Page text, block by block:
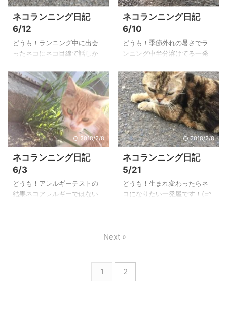
場所もご紹介してみますよ。
それでは早速見ていきましょ
う！ 神代植物公園に行ってき
た！ 正確には入り口に行って
みただけです。 なぜなら一発
代植物公園は閉園していたの
です。 むなしいと思いながら
も門だけパシャリ。 ...
の午前中の集中力は三時間ほ
どしか持ちません。 それを超
えると脚がうずうずむずむず
して走り出さずにはいられな
くなるのです。 そういう時は
も。とりあえず二時間ほど思
いっきり走って帰ってくる
と、すっきりしてあとは八時
間ほど集中 ...
ネコランニング日記
6/12
どうも！ランニング中に出会
ったネコにネコ目線で話しか
す！ さてさて本日もやってま
いりましたネコランニング日
記のお時間です！ 早速本日の
走行距離から！ 本日走ったの
は 30キロ！ 比較的気温が低め
だったのでかなり飛ばして大
量の汗をかき、その姿はさな
がら肉体のナイアガラの滝と
言っても過言ではありません
でした！ 途中紫陽花が綺麗だ
ったのでパシャリ そしてラン
ニングの途中、今回もまたあ
ネコランニング日記
6/10
どうも！季節外れの暑さでラ
ンニング中半分溶けてる一発
やってまいりましたこの企
画！ 一発屋がランニング中に
出会ったネコくんをご紹介す
るネコランニング日記でござ
います！ もはやランニング要
素ほぼゼロのこの日記です
が、ランニングで各地を駆け
ずり回らないことにはネコく
んに出会えるものも出会えま
せん！ ネコくんに出会うため
にランニングをする！ ランニ
ングをするためにネコくんに
くなりましたがそれでは見て
2018/2/8
ネコランニング日記
6/3
どうも！アレルギーテストの
結果ネコアレルギーではない
2018/2/8
ネコランニング日記
5/21
どうも！生まれ変わったらネ
コになりたい一発屋です！(=^
屋がランニングの時に出会っ
どんなネコくんに出会ったの
か⁉︎ それでは見ていきましょ
1 2
Next »